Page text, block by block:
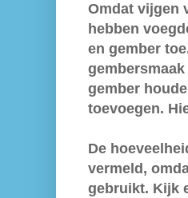
Omdat vijgen
hebben
en gember
gember
toevoegen.
De
vermeld,
gebruikt. Kijk